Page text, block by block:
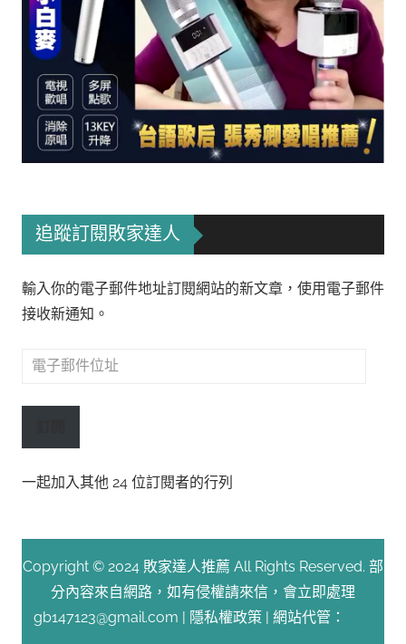
追蹤訂閱敗家達人
輸入你的電子郵件地址訂閱網站的新文章，使用電子郵件
接收新通知。
電
郵
址
一起加入其他 24 位訂閱者的行列
Copyright © 2024 敗家達人推薦 All Rights Reserved. 部
分內容來自網路，如有侵權請來信，會立即處理
gb147123@gmail.com |
隱私權政策 | 網站代管：